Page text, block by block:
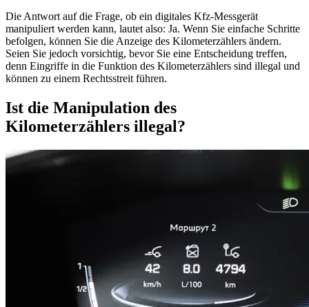
Die Antwort auf die Frage, ob ein digitales Kfz-Messgerät
manipuliert werden kann, lautet also: Ja. Wenn Sie einfache Schritte
befolgen, können Sie die Anzeige des Kilometerzählers ändern.
Seien Sie jedoch vorsichtig, bevor Sie eine Entscheidung treffen,
denn Eingriffe in die Funktion des Kilometerzählers sind illegal und
können zu einem Rechtsstreit führen.
Ist die Manipulation des
Kilometerzählers illegal?